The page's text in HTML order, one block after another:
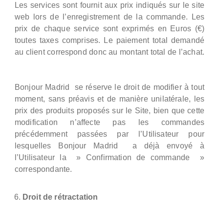
Les services sont fournit aux prix indiqués sur le site
web lors de l’enregistrement de la commande. Les
prix de chaque service sont exprimés en Euros (€)
toutes taxes comprises. Le paiement total demandé
au client correspond donc au montant total de l’achat.
Bonjour Madrid se réserve le droit de modifier à tout
moment, sans préavis et de manière unilatérale, les
prix des produits proposés sur le Site, bien que cette
modification n’affecte pas les commandes
précédemment passées par l’Utilisateur pour
lesquelles Bonjour Madrid a déjà envoyé à
l’Utilisateur la » Confirmation de commande »
correspondante.
Droit de rétractation